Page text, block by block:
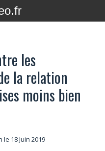
les
la relation
moins bien
18 Juin 2019